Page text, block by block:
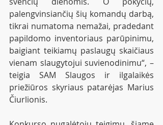
palengvinsiančių šių komandų darbą,
tikrai numatoma nemažai, pradedant
papildomo inventoriaus parūpinimu,
baigiant teikiamų paslaugų skaičiaus
vienam slaugytojui suvienodinimu“, –
teigia SAM Slaugos ir ilgalaikės
priežiūros skyriaus patarėjas Marius
Čiurlionis.